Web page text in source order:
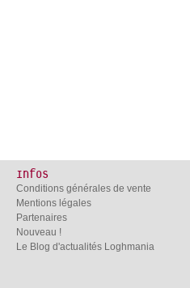
Infos
Conditions générales de vente
Mentions légales
Partenaires
Nouveau !
Le Blog d'actualités Loghmania